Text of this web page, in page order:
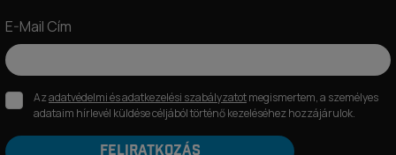
E-Mail Cím
Azadatvédelmi és adatkezelési szabályzatotmegismertem, a személyes
adataim hírlevél küldése céljából történő kezeléséhez hozzájárulok.
FELIRATKOZÁS